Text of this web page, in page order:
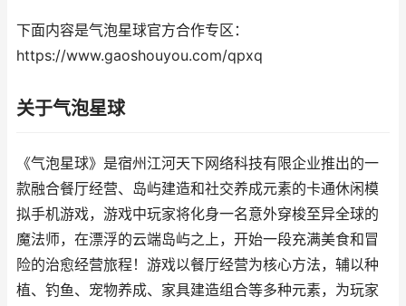
下面内容是气泡星球官方合作专区：
https://www.gaoshouyou.com/qpxq
关于气泡星球
《气泡星球》是宿州江河天下网络科技有限企业推出的一
款融合餐厅经营、岛屿建造和社交养成元素的卡通休闲模
拟手机游戏，游戏中玩家将化身一名意外穿梭至异全球的
魔法师，在漂浮的云端岛屿之上，开始一段充满美食和冒
险的治愈经营旅程！游戏以餐厅经营为核心方法，辅以种
植、钓鱼、宠物养成、家具建造组合等多种元素，为玩家